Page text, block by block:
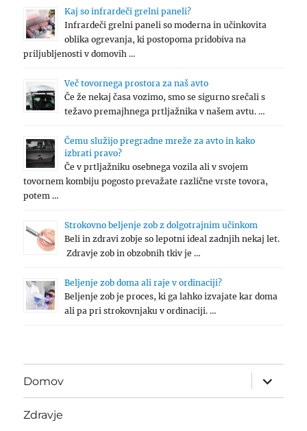
Kaj so infrardeči grelni paneli?
Infrardeči grelni paneli so moderna in učinkovita
oblika ogrevanja, ki postopoma pridobiva na
priljubljenosti v domovih …
Več tovornega prostora za naš avto
Če že nekaj časa vozimo, smo se sigurno srečali s
težavo premajhnega prtljažnika v našem avtu. …
Čemu služijo pregradne mreže za avto in kako
izbrati pravo?
Če v prtljažniku osebnega vozila ali v svojem
tovornem kombiju pogosto prevažate različne vrste tovora,
potem …
Strokovno beljenje zob z dolgotrajnim učinkom
Beli in zdravi zobje so lepotni ideal zadnjih nekaj let.
Zdravje zob in obzobnih tkiv je …
Beljenje zob doma ali raje v ordinaciji?
Beljenje zob je proces, ki ga lahko izvajate kar doma
ali pa pri strokovnjaku v ordinaciji. …
Domov
expand
child
menu
Zdravje